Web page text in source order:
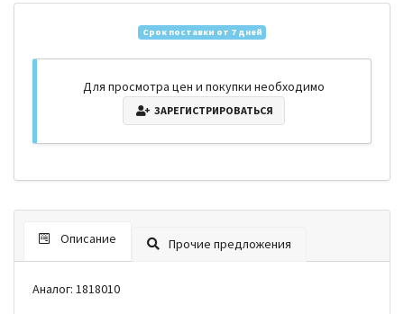
Срок поставки от 7 дней
Для просмотра цен и покупки необходимо
ЗАРЕГИСТРИРОВАТЬСЯ
Описание Прочие предложения
Аналог: 1818010